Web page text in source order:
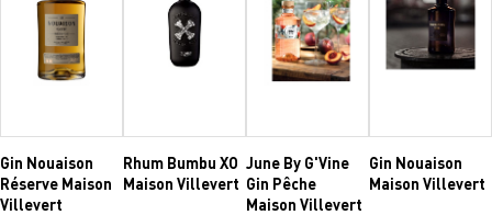
Gin Nouaison
Réserve Maison
Villevert
Rhum Bumbu XO
Maison Villevert
June By G'Vine
Gin Pêche
Maison Villevert
Gin Nouaison
Maison Villevert